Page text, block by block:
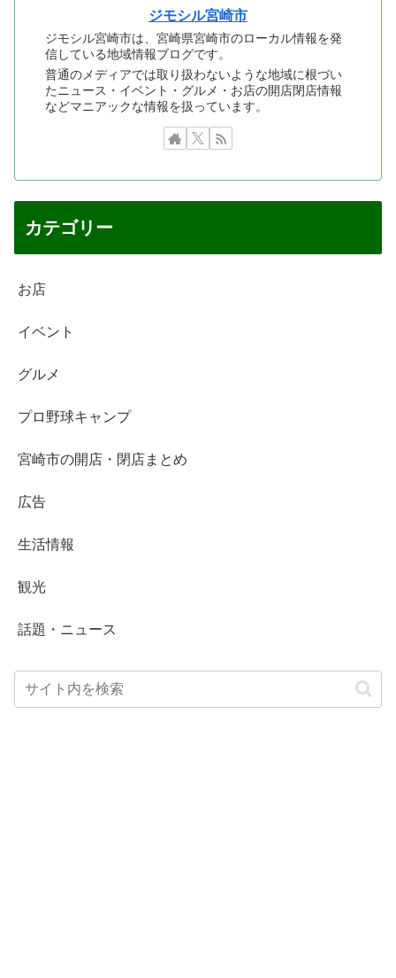
ジモシル宮崎市
ジモシル宮崎市は、宮崎県宮崎市のローカル情報を発
信している地域情報ブログです。
普通のメディアでは取り扱わないような地域に根づい
たニュース・イベント・グルメ・お店の開店閉店情報
などマニアックな情報を扱っています。
カテゴリー
お店
イベント
グルメ
プロ野球キャンプ
宮崎市の開店・閉店まとめ
広告
生活情報
観光
話題・ニュース